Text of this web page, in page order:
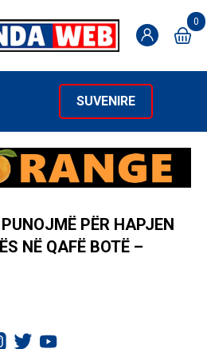
0
SUVENIRE
PËR HAPJEN
NË QAFË BOTË –